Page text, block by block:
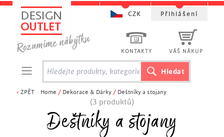
< ZPĚT Home / Dekorace & Dárky / Deštníky a stojany
(3 produktů)
Deštníky a stojany
KONTAKTY VÁŠ NÁKUP
CZK Přihlášení